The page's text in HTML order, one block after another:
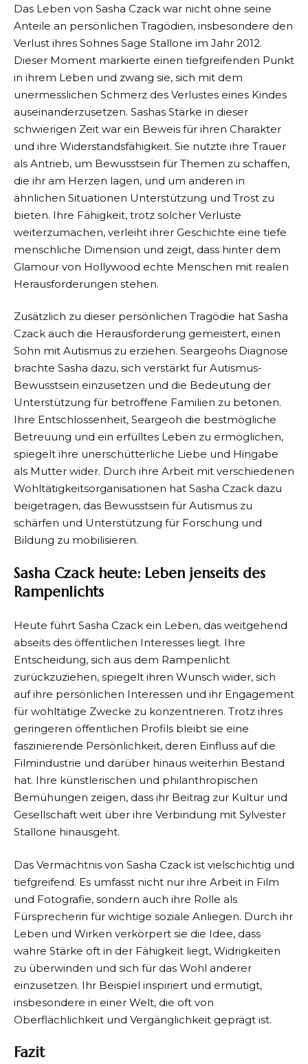
Das Leben von Sasha Czack war nicht ohne seine
Anteile an persönlichen Tragödien, insbesondere den
Verlust ihres Sohnes Sage Stallone im Jahr 2012.
Dieser Moment markierte einen tiefgreifenden Punkt
in ihrem Leben und zwang sie, sich mit dem
unermesslichen Schmerz des Verlustes eines Kindes
auseinanderzusetzen. Sashas Stärke in dieser
schwierigen Zeit war ein Beweis für ihren Charakter
und ihre Widerstandsfähigkeit. Sie nutzte ihre Trauer
als Antrieb, um Bewusstsein für Themen zu schaffen,
die ihr am Herzen lagen, und um anderen in
ähnlichen Situationen Unterstützung und Trost zu
bieten. Ihre Fähigkeit, trotz solcher Verluste
weiterzumachen, verleiht ihrer Geschichte eine tiefe
menschliche Dimension und zeigt, dass hinter dem
Glamour von Hollywood echte Menschen mit realen
Herausforderungen stehen.
Zusätzlich zu dieser persönlichen Tragödie hat Sasha
Czack auch die Herausforderung gemeistert, einen
Sohn mit Autismus zu erziehen. Seargeohs Diagnose
brachte Sasha dazu, sich verstärkt für Autismus-
Bewusstsein einzusetzen und die Bedeutung der
Unterstützung für betroffene Familien zu betonen.
Ihre Entschlossenheit, Seargeoh die bestmögliche
Betreuung und ein erfülltes Leben zu ermöglichen,
spiegelt ihre unerschütterliche Liebe und Hingabe
als Mutter wider. Durch ihre Arbeit mit verschiedenen
Wohltätigkeitsorganisationen hat Sasha Czack dazu
beigetragen, das Bewusstsein für Autismus zu
schärfen und Unterstützung für Forschung und
Bildung zu mobilisieren.
Sasha Czack heute: Leben jenseits des
Rampenlichts
Heute führt Sasha Czack ein Leben, das weitgehend
abseits des öffentlichen Interesses liegt. Ihre
Entscheidung, sich aus dem Rampenlicht
zurückzuziehen, spiegelt ihren Wunsch wider, sich
auf ihre persönlichen Interessen und ihr Engagement
für wohltätige Zwecke zu konzentrieren. Trotz ihres
geringeren öffentlichen Profils bleibt sie eine
faszinierende Persönlichkeit, deren Einfluss auf die
Filmindustrie und darüber hinaus weiterhin Bestand
hat. Ihre künstlerischen und philanthropischen
Bemühungen zeigen, dass ihr Beitrag zur Kultur und
Gesellschaft weit über ihre Verbindung mit Sylvester
Stallone hinausgeht.
Das Vermächtnis von Sasha Czack ist vielschichtig und
tiefgreifend. Es umfasst nicht nur ihre Arbeit in Film
und Fotografie, sondern auch ihre Rolle als
Fürsprecherin für wichtige soziale Anliegen. Durch ihr
Leben und Wirken verkörpert sie die Idee, dass
wahre Stärke oft in der Fähigkeit liegt, Widrigkeiten
zu überwinden und sich für das Wohl anderer
einzusetzen. Ihr Beispiel inspiriert und ermutigt,
insbesondere in einer Welt, die oft von
Oberflächlichkeit und Vergänglichkeit geprägt ist.
Fazit